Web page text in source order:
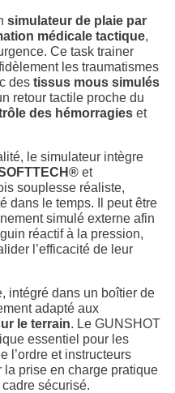
simulateur de plaie par
médicale tactique,
Ce task trainer
les traumatismes
des tissus mous simulés
retour tactile proche du
des hémorragies et
le simulateur intègre
et
souplesse réaliste,
dans le temps. Il peut être
simulé externe afin
réactif à la pression,
l’efficacité de leur
intégré dans un boîtier de
adapté aux
le terrain. Le GUNSHOT
essentiel pour les
l’ordre et instructeurs
prise en charge pratique
sécurisé.